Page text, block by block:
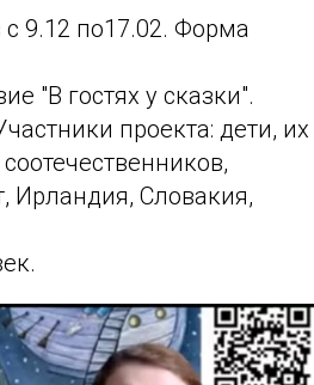
9.12 по17.02. Форма
"В гостях у сказки".
проекта: дети, их
Ирландия, Словакия,